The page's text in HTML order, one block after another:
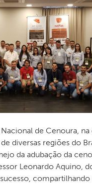
de Cenoura,
diversas regiões do
da adubação da
Leonardo Aquino,